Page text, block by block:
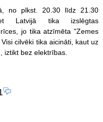
no plkst. 20.30 līdz 21.30
Latvijā tika izslēgtas
jo tika atzīmēta "Zemes
cilvēki tika aicināti, kaut uz
iztikt bez elektrības.